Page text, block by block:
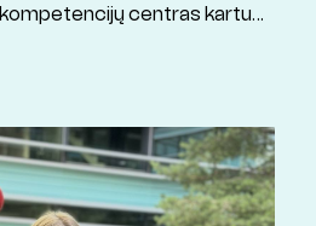
centras kartu